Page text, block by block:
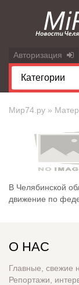
Авторизация
Мир74.ру »
В Челябинской
движение по
О НАС
Главные, свежие
Репортажи,